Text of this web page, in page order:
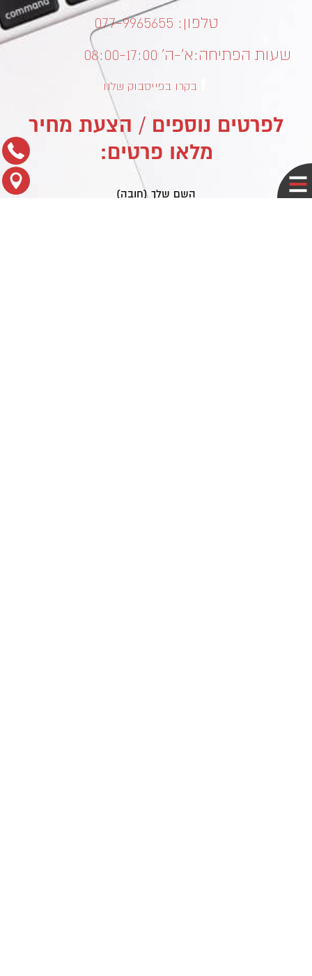
טלפון: 077-9965655
שעות הפתיחה:א’-ה’ 08:00-17:00
בקרו בפייסבוק שלנו
לפרטים נוספים / הצעת מחיר
מלאו פרטים:
השם שלך (חובה)